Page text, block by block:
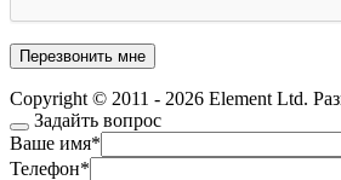
Copyright © 2011 - 2026 Element Ltd.
Задайть вопрос
Ваше имя*
Телефон*